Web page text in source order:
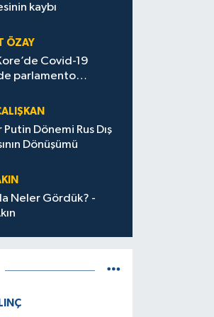
kaybı
ÖZAY
Covid-19
parlamento
Dönemi Rus Dış
Dönüşümü
Neler Gördük? -